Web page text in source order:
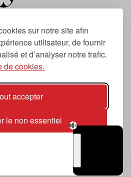
sur notre site afin
utilisateur, de fournir
et d’analyser notre trafic.
de cookies.
accepter
le non essentiel
indépendant sur la
tendances, dont la
de 2007.
« prochain », « suivant
la thématique du
nouvelles tendances
de la musique
du hip hop, et des
de société liés à la